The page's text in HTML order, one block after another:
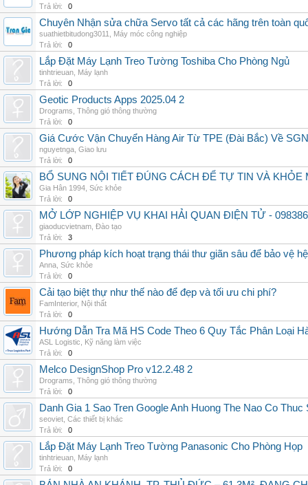
Trả lời:
0
Chuyên Nhận sửa chữa Servo tất cả các hãng trên toàn
suathietbitudong3011
Máy móc công nghiệp
Trả lời:
0
Lắp Đặt Máy Lạnh Treo Tường Toshiba Cho Phòng Ngủ
tinhtrieuan Máy lạnh
Trả lời:
0
Geotic Products Apps 2025.04 2
Drograms Thông gió thông thường
Trả lời:
0
Giá Cước Vận Chuyển Hàng Air Từ TPE (Đài Bắc) Về SGN
nguyetnga Giao lưu
Trả lời:
0
BỔ SUNG NỘI TIẾT ĐÚNG CÁCH ĐỂ TỰ TIN VÀ KHỎE
Gia Hân 1994 Sức khỏe
Trả lời:
0
MỞ LỚP NGHIỆP VỤ KHAI HẢI QUAN ĐIỆN TỬ -
giaoducvietnam Đào tạo
Trả lời:
3
Phương pháp kích hoạt trạng thái thư giãn sâu để bảo vệ
Anna Sức khỏe
Trả lời:
0
Cải tạo biệt thự như thế nào để đẹp và tối ưu chi phí?
FamInterior, Nội thất
Trả lời:
0
Hướng Dẫn Tra Mã HS Code Theo 6 Quy Tắc Phân Loại
ASL Logistic
Kỹ năng làm việc
Trả lời:
0
Melco DesignShop Pro v12.2.48 2
Drograms Thông gió thông thường
Trả lời:
0
Danh Gia 1 Sao Tren Google Anh Huong The Nao Co Thuc
seoviet Các thiết bị khác
Trả lời:
0
Lắp Đặt Máy Lạnh Treo Tường Panasonic Cho Phòng Họp
tinhtrieuan Máy lạnh
Trả lời:
0